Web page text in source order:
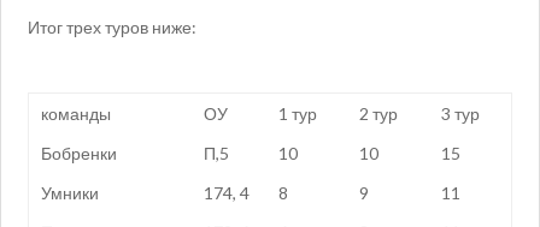
Итог трех туров ниже:
команды ОУ 1 тур 2 тур
3 тур
Бобренки
П,5 10 10
15
Умники
174, 4 8 9
11